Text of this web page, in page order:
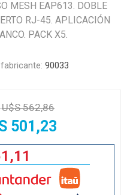
MESH EAP613. DOBLE
RJ-45. APLICACIÓN
PACK X5.
90033
U$S 562,86
501,23